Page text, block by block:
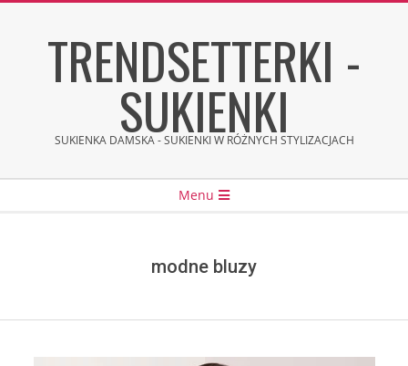
TRENDSETTERKI -
SUKIENKI
SUKIENKA DAMSKA - SUKIENKI W RÓŻNYCH STYLIZACJACH
Menu
modne bluzy